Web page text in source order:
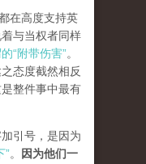
在高度支持英
与当权者同样
“附带伤害”。
态度截然相反
整件事中最有
引号，是因为
”。
因为他们一